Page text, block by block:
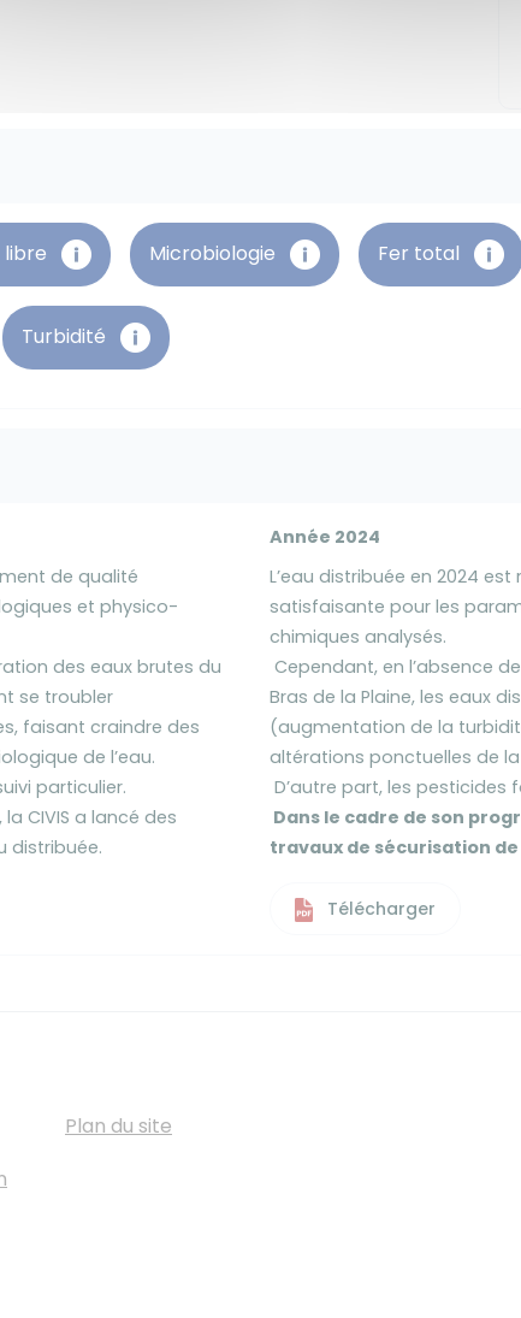
Microbiologie Fer total
Turbidité
de qualité
et physico-
des eaux brutes du
se troubler
faisant craindre des
de l’eau.
particulier.
CIVIS a lancé des
distribuée.
Année 2024
L’eau distribuée en 2024
satisfaisante pour les
chimiques analysés.
Cependant, en l’absence
Bras de la Plaine, les eaux
(augmentation de la
altérations ponctuelles de
D’autre part, les pesticides
Dans le cadre de son
travaux de sécurisation
Télécharger
Plan du site